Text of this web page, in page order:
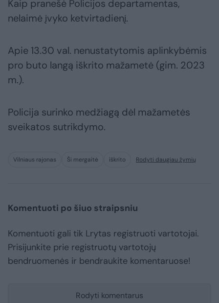
Kaip pranešė Policijos departamentas,
nelaimė įvyko ketvirtadienį.
Apie 13.30 val. nenustatytomis aplinkybėmis
pro buto langą iškrito mažametė (gim. 2023
m.).
Policija surinko medžiagą dėl mažametės
sveikatos sutrikdymo.
Vilniaus rajonas Ši mergaitė iškrito Rodyti daugiau žymių
Komentuoti po šiuo straipsniu
Komentuoti gali tik Lrytas registruoti vartotojai.
Prisijunkite prie registruotų vartotojų
bendruomenės ir bendraukite komentaruose!
Rodyti komentarus